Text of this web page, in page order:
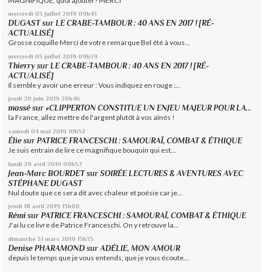
mercredi 03 juillet 2019 09h43
DUGASTsurLE CRABE-TAMBOUR : 40 ANS EN 2017 ! [RÉ-
ACTUALISÉ]
Grosse coquille Merci de votre remarque Bel été à vous...
mercredi 03 juillet 2019 09h39
Thierry sur LE CRABE-TAMBOUR : 40 ANS EN 2017 ! [RÉ-
ACTUALISÉ]
Il semble y avoir une erreur : Vous indiquez en rouge :...
jeudi 20 juin 2019 20h46
massé sur«CLIPPERTON CONSTITUE UN ENJEU MAJEUR POUR LA...
la France, allez mettre de l'argent plutôt à vos aînés !
samedi 04 mai 2019 10h52
Élie surPATRICE FRANCESCHI : SAMOURAÏ, COMBAT & ÉTHIQUE
Je suis entrain de lire ce magnifique bouquin qui est...
lundi 29 avril 2019 09h57
Jean-Marc BOURDETsurSOIRÉE LECTURES & AVENTURES AVEC
STÉPHANE DUGAST
Nul doute que ce sera dit avec chaleur et poésie car je...
jeudi 18 avril 2019 15h00
Rémi surPATRICE FRANCESCHI : SAMOURAÏ, COMBAT & ÉTHIQUE
J'ai lu ce livre de Patrice Franceschi. On y retrouve la...
dimanche 31 mars 2019 15h35
Denise PHARAMOND surADÉLIE, MON AMOUR
depuis le temps que je vous entends, que je vous écoute...